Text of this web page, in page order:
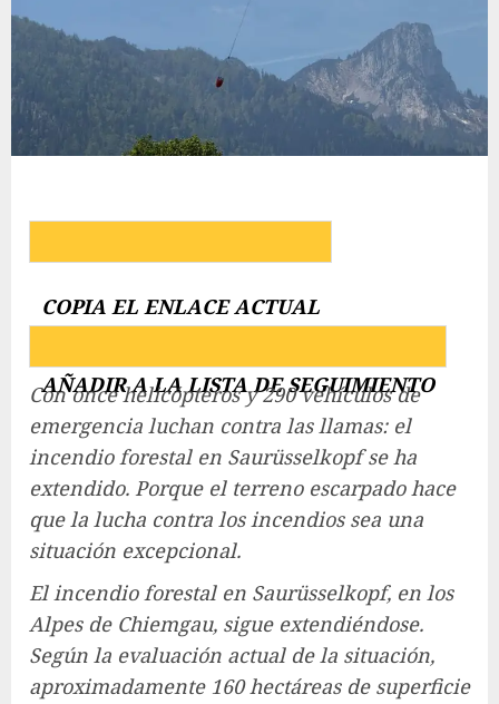
COPIA EL ENLACE ACTUAL
AÑADIR A LA LISTA DE SEGUIMIENTO
Con once helicópteros y 290 vehículos de
emergencia luchan contra las llamas: el
incendio forestal en Saurüsselkopf se ha
extendido. Porque el terreno escarpado hace
que la lucha contra los incendios sea una
situación excepcional.
El incendio forestal en Saurüsselkopf, en los
Alpes de Chiemgau, sigue extendiéndose.
Según la evaluación actual de la situación,
aproximadamente 160 hectáreas de superficie